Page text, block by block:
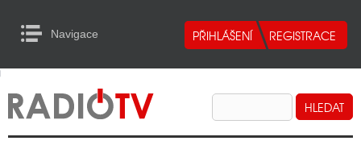
Navigace
RADIA
TELEVIZE
to Content